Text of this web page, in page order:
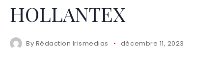
HOLLANTEX
By Rédaction Irismedias décembre 11, 2023